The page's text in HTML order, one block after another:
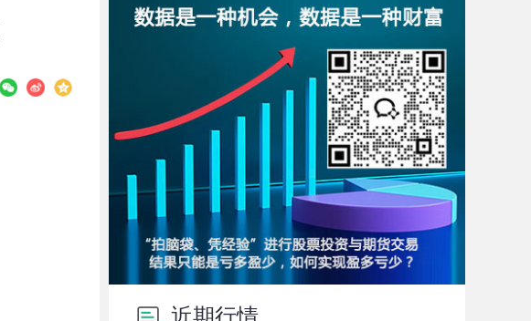
近期行情